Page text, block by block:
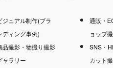
ジュアル制作(ブラ
ディング事例)
品撮影・物撮り撮影
ャラリー
通販・
ョップ
SNS・
カット